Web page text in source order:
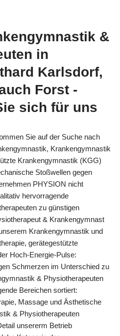
&
in
Karlsdorf,
Forst -
sich für uns
Sie auf der Suche nach
Krankengymnastik
Krankengymnastik (KGG)
Stoßwellen gegen
PHYSION nicht
hervorragende
zu günstigen
& Krankengymnast
Krankengymnastik und
gerätegestützte
Hoch-Energie-Pulse:
Schmerzen im Unterschied zu
& Physiotherapeuten
Bereichen sortiert:
Massage und Ästhetische
& Physiotherapeuten
unsererm Betrieb